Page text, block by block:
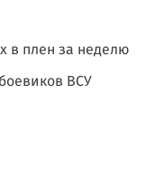
в плен за неделю
ВСУ